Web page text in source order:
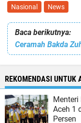
Nasional News
Baca berikutnya:
REKOMENDASI UNTUK
Menteri
Aceh 1
Persen